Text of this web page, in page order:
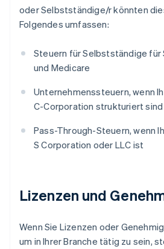
oder Selbstständige/r könnten
Folgendes umfassen:
Steuern für Selbstständige für
und Medicare
Unternehmenssteuern, wenn
C-Corporation strukturiert sind
Pass-Through-Steuern, wenn
S Corporation oder LLC ist
Lizenzen und
Wenn Sie Lizenzen oder
um in Ihrer Branche tätig zu sein,